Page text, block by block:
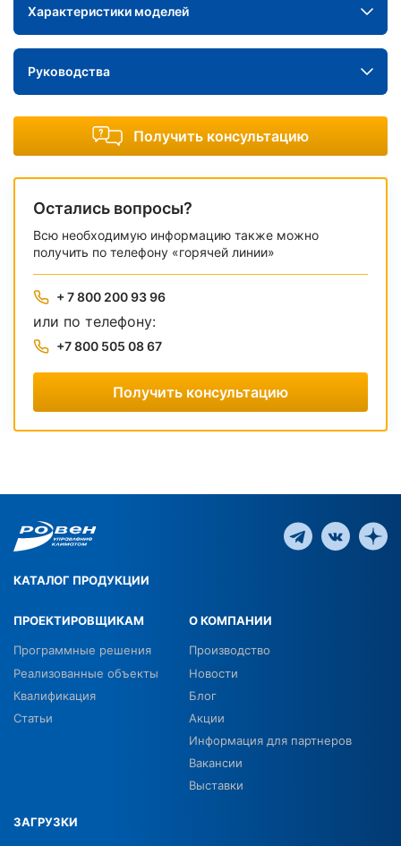
Характеристики моделей
Руководства
Получить консультацию
Остались вопросы?
Всю необходимую информацию также можно
получить по телефону «горячей линии»
+ 7 800 200 93 96
или по телефону:
+7 800 505 08 67
Получить консультацию
КАТАЛОГ ПРОДУКЦИИ
ПРОЕКТИРОВЩИКАМ
Программные решения
Реализованные объекты
Квалификация
Статьи
О КОМПАНИИ
Производство
Новости
Блог
Акции
Информация для партнеров
Вакансии
Выставки
ЗАГРУЗКИ